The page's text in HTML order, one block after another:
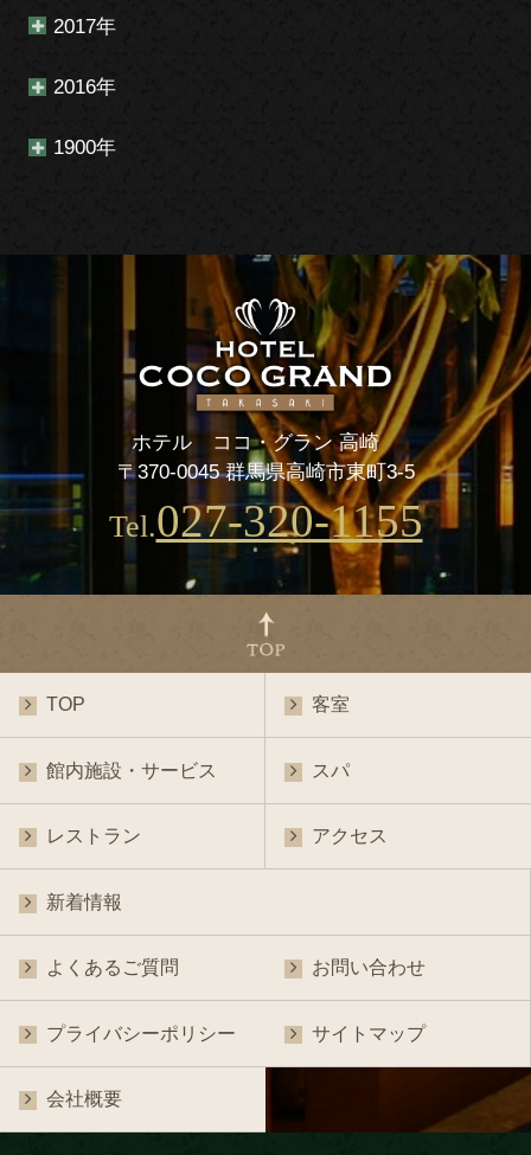
2017年
2016年
1900年
ホテル ココ・グラン 高崎
〒370-0045 群馬県高崎市東町3-5
Tel.027-320-1155
TOP 客室
館内施設・サービス スパ
レストラン アクセス
新着情報
よくあるご質問 お問い合わせ
プライバシーポリシー サイトマップ
会社概要